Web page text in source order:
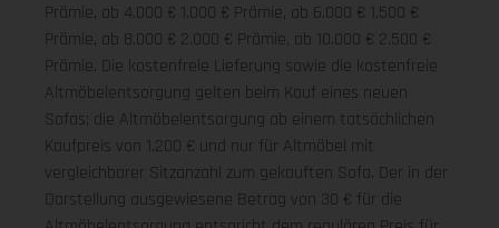
Prämie, ab 4.000 € 1.000 € Prämie, ab 6.000 € 1.500 €
Prämie, ab 8.000 € 2.000 € Prämie, ab 10.000 € 2.500 €
Prämie. Die kostenfreie Lieferung sowie die kostenfreie
Altmöbelentsorgung gelten beim Kauf eines neuen
Sofas; die Altmöbelentsorgung ab einem tatsächlichen
Kaufpreis von 1.200 € und nur für Altmöbel mit
vergleichbarer Sitzanzahl zum gekauften Sofa. Der in der
Darstellung ausgewiesene Betrag von 30 € für die